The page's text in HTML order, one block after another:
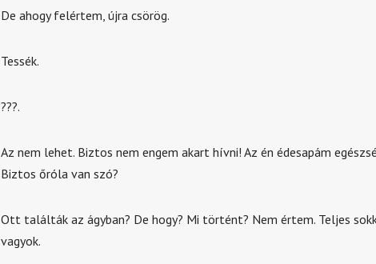
De ahogy felértem, újra csörög.
Tessék.
???.
Az nem lehet. Biztos nem engem akart hívni! Az én édesapám
Biztos őróla van szó?
Ott találták az ágyban? De hogy? Mi történt? Nem értem. Teljes
vagyok.